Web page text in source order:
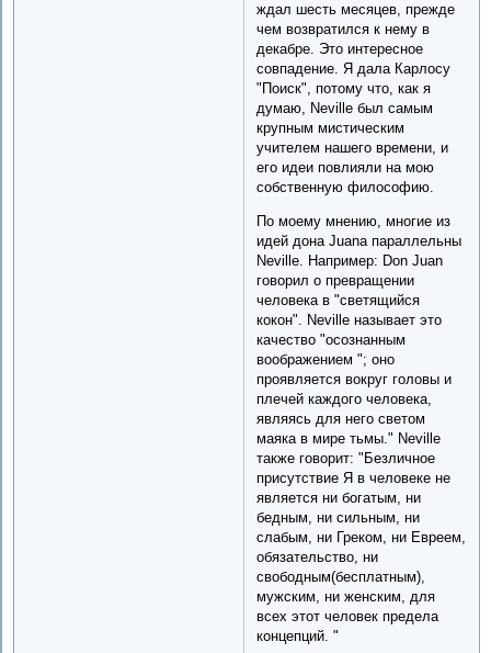
ждал шесть месяцев, прежде
чем возвратился к нему в
декабре. Это интересное
совпадение. Я дала Карлосу
"Поиск", потому что, как я
думаю, Neville был самым
крупным мистическим
учителем нашего времени, и
его идеи повлияли на мою
собственную философию.
По моему мнению, многие из
идей дона Juanа параллельны
Neville. Например: Don Juan
говорил о превращении
человека в "светящийся
кокон". Neville называет это
качество "осознанным
воображением "; оно
проявляется вокруг головы и
плечей каждого человека,
являясь для него светом
маяка в мире тьмы." Neville
также говорит: "Безличное
присутствие Я в человеке не
является ни богатым, ни
бедным, ни сильным, ни
слабым, ни Греком, ни Евреем,
обязательство, ни
свободным(бесплатным),
мужским, ни женским, для
всех этот человек предела
концепций. "